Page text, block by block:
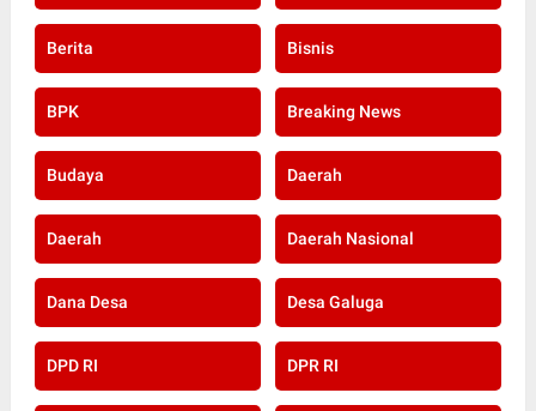
Berita Bisnis
BPK Breaking News
Budaya Daerah
Daerah Daerah Nasional
Dana Desa Desa Galuga
DPD RI DPR RI